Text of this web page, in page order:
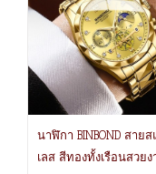
นาฬิกา BINBOND สาย
เลส สีทองทั้งเรือนสวยง